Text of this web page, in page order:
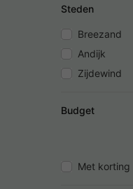
Steden
Breezand
Andijk
Zijdewind
Budget
Met korting